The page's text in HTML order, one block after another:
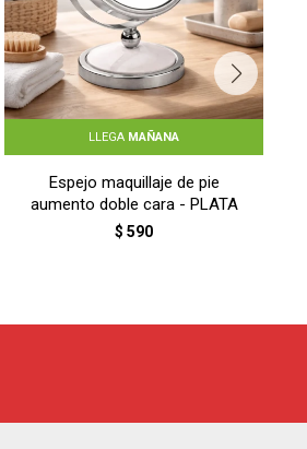
LLEGA MAÑANA
Espejo maquillaje de pie
aumento doble cara - PLATA
$ 590